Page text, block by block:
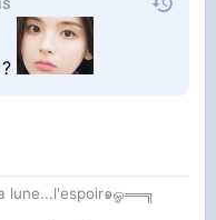
?
lune...l'espoir๑ஓ══╗